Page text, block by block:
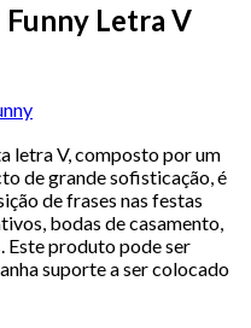
Letra V
letra V, composto por um
de grande sofisticação, é
de frases nas festas
bodas de casamento,
Este produto pode ser
suporte a ser colocado